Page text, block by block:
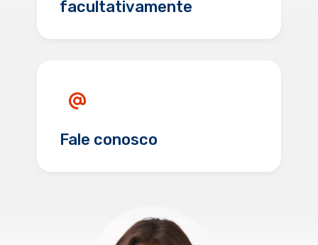
facultativamente
Fale conosco